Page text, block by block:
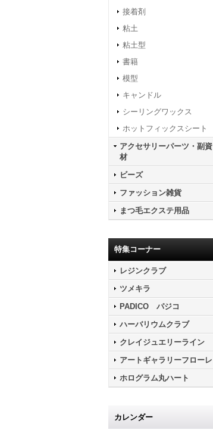
接着剤
粘土
粘土型
書籍
模型
キャンドル
シーリングワックス
ホットフィックスシート
アクセサリーパーツ・副資
材
ビーズ
ファッション雑貨
まつ毛エクステ用品
特集コーナー
レジンクラブ
ツメキラ
PADICO パジコ
ハーバリウムクラブ
クレイジュエリーライン
アートギャラリーフローレ
ホログラム丸ハート
カレンダー